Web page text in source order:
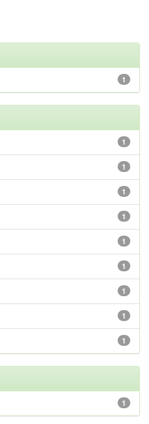
1
1
1
1
1
1
1
1
1
1
1